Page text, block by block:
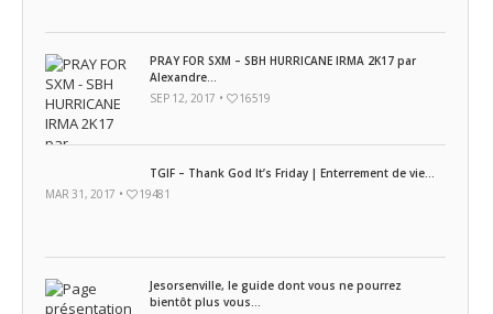
PRAY FOR SXM – SBH HURRICANE IRMA 2K17 par
Alexandre...
SEP 12, 2017 •
16519
TGIF – Thank God It’s Friday | Enterrement de vie...
MAR 31, 2017 •
19481
Jesorsenville, le guide dont vous ne pourrez
bientôt plus vous...